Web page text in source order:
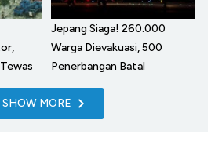
Jepang Siaga! 260.000
Warga Dievakuasi, 500
Penerbangan Batal
SHOW MORE